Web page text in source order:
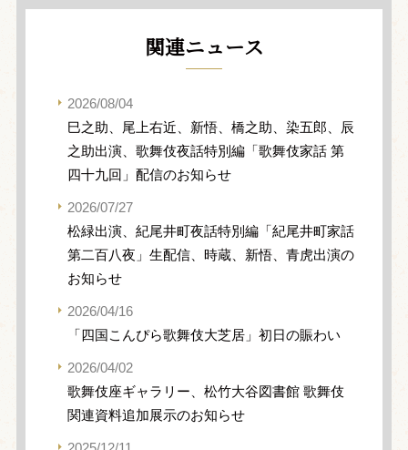
関連ニュース
2026/08/04
巳之助、尾上右近、新悟、橋之助、染五郎、辰
之助出演、歌舞伎夜話特別編「歌舞伎家話 第
四十九回」配信のお知らせ
2026/07/27
松緑出演、紀尾井町夜話特別編「紀尾井町家話
第二百八夜」生配信、時蔵、新悟、青虎出演の
お知らせ
2026/04/16
「四国こんぴら歌舞伎大芝居」初日の賑わい
2026/04/02
歌舞伎座ギャラリー、松竹大谷図書館 歌舞伎
関連資料追加展示のお知らせ